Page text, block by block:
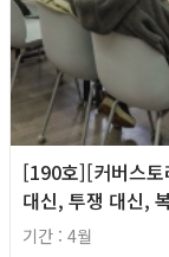
[190호][커버스
대신, 투쟁 대신,
기간 : 4월